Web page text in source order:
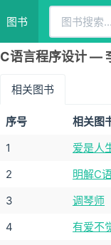
图书
C语言程序设计 —
相关图书
序号 相关图
1
爱是人
2
明解C
3
调琴师
4
有爱不